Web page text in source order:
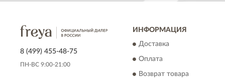
8 (499) 455-48-75
ПН-ВС 9:00-21:00
ИНФОРМАЦИЯ
Доставка
Оплата
Возврат товара